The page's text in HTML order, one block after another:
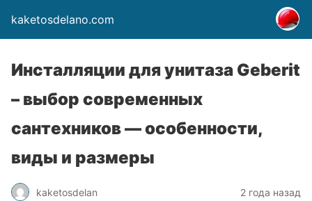
kaketosdelano.com
Инсталляции для унитаза Geberit
– выбор современных
сантехников — особенности,
виды и размеры
kaketosdelan 2 года назад